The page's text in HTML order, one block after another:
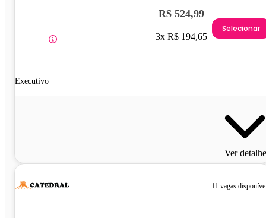
Executivo
R$ 524,99
3x R$ 194,65
Selecionar
Ver
11 vagas